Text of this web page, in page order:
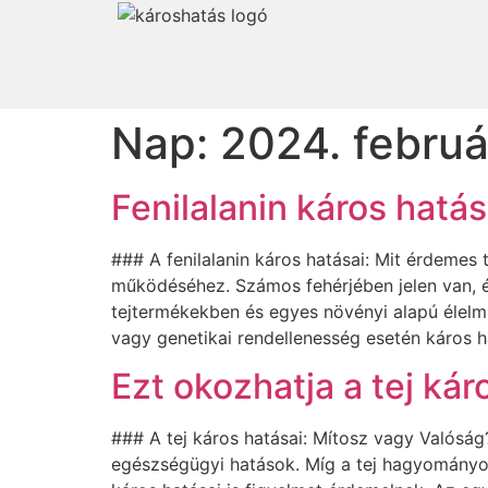
Nap: 2024.
Fenilalanin káros
### A fenilalanin káros hatásai: Mit
működéséhez. Számos fehérjében jelen
tejtermékekben és egyes növényi alapú
vagy genetikai rendellenesség esetén káros
Ezt okozhatja a tej
### A tej káros hatásai: Mítosz vagy
egészségügyi hatások. Míg a tej